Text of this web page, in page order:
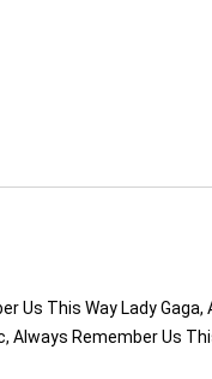
Us This Way Lady Gaga,
Always Remember Us